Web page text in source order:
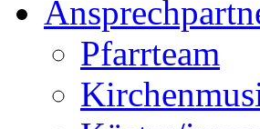
Pfarrteam